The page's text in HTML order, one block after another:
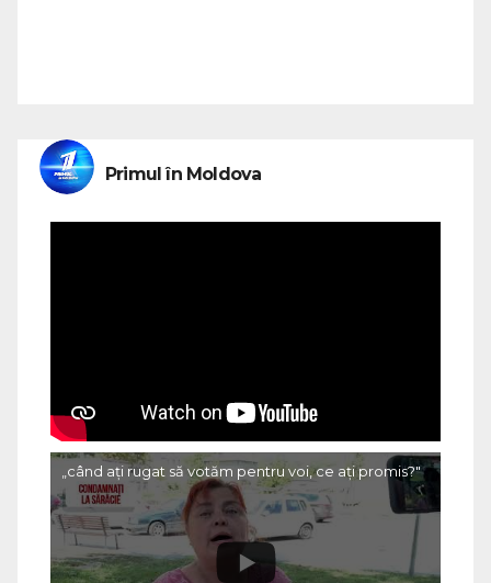
Primul în Moldova
„când ați rugat să votăm pentru voi, ce ați promis?"